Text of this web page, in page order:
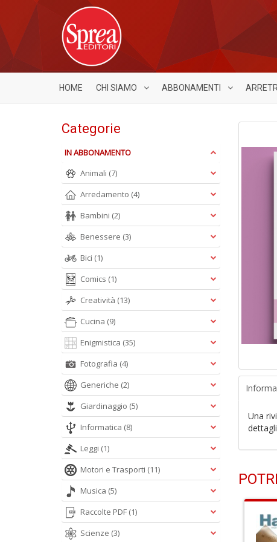
HOME CHI SIAMO ABBONAMENTI
Una
Categorie
IN ABBONAMENTO
Animali (7)
Arredamento (4)
Bambini (2)
Benessere (3)
Bici (1)
Comics (1)
Creatività (13)
Cucina (9)
Enigmistica (35)
Fotografia (4)
Generiche (2)
Giardinaggio (5)
Informatica (8)
Leggi (1)
Motori e Trasporti (11)
Musica (5)
Raccolte PDF (1)
Scienze (3)